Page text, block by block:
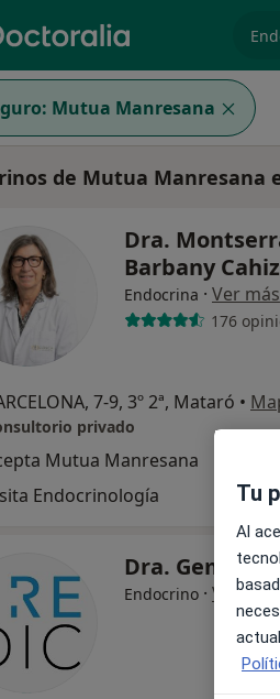
Mutua Manresana
de Mutua Manresana
Dra.
Barbany Cahiz
Endocrina · Ver más
176
7-9, 3º 2ª, Mataró •
privado
Mutua Manresana
Endocrinología
Dra. Gemma
Endocrino · Ver más
Tu
Al